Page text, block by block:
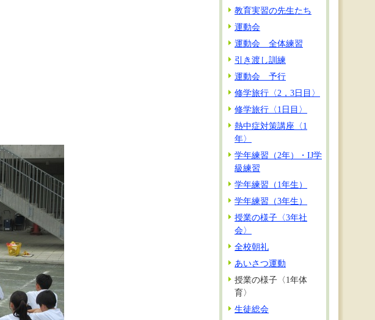
教育実習の先生たち
運動会
運動会 全体練習
引き渡し訓練
運動会 予行
修学旅行〈2，3日目〉
修学旅行〈1日目〉
熱中症対策講座〈1
年〉
学年練習（2年）・IJ学
級練習
学年練習（1年生）
学年練習（3年生）
授業の様子〈3年社
会〉
全校朝礼
あいさつ運動
授業の様子〈1年体
育〉
生徒総会